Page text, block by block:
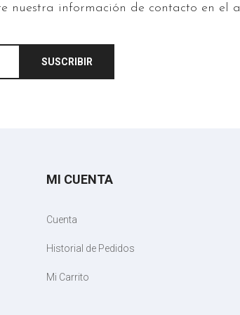
nuestra información de contacto en el
SUSCRIBIR
MI CUENTA
Cuenta
Historial de Pedidos
Mi Carrito